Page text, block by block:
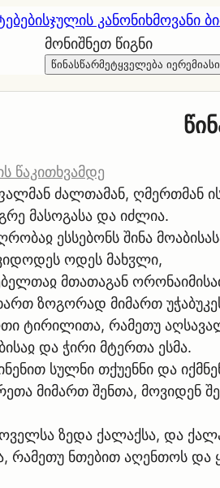
სჯულის კანონიხმოვანი
მონიშნეთ წიგნი
წინასწარმეტყველება იერემიასი
წაკითხვამდე
ძალთამან, ღმერთმან
მასოგასა და იძლია.
ესსებონს შინა
ოდეს მახჳლი,
მთათაგან
ზოგორად მიმართ
ტირილითა, რამეთუ
და ჭირი მტერთა ესმა.
სულნი თქუენნი და
მიმართ შენთა, მოვიდენ
ზედა ქალაქსა, და
რამეთუ ნთებით აღენთოს და